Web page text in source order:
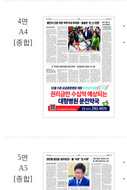
4면
A4
[종합]
5면
A5
[종합]